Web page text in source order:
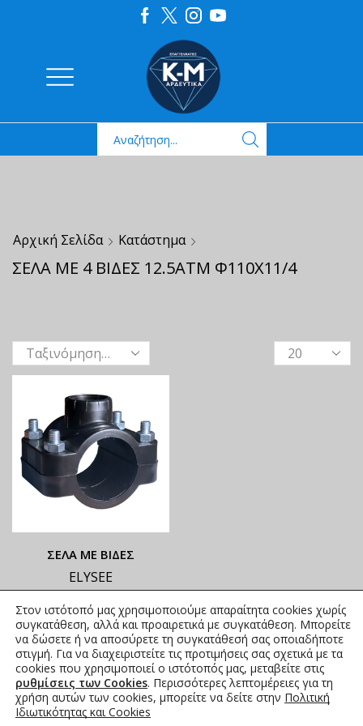
Αρχική Σελίδα Κατάστημα
ΣΕΛΑ ΜΕ 4 ΒΙΔΕΣ 12.5ΑΤΜ Φ110Χ11/4
ΣΕΛΑ ΜΕ ΒΙΔΕΣ
ELYSEE
ΑΝΑΓΡΑΦΟΝΤΑΙ ΣΤΟ
ΑΝΗΡΤΗΜΕΝΟ PDF
1,54€–39,47€ συμπ. Φ.Π.Α.
Στον ιστότοπό μας χρησιμοποιούμε απαραίτητα cookies χωρίς
συγκατάθεση, αλλά και προαιρετικά με συγκατάθεση. Μπορείτε
να δώσετε ή να αποσύρετε τη συγκατάθεσή σας οποιαδήποτε
στιγμή. Για να διαχειριστείτε τις προτιμήσεις σας σχετικά με τα
cookies που χρησιμοποιεί ο ιστότοπός μας, μεταβείτε στις
ρυθμίσεις των Cookies. Περισσότερες λεπτομέρειες για τη
χρήση αυτών των cookies, μπορείτε να δείτε στην Πολιτική
Ιδιωτικότητας και Cookies